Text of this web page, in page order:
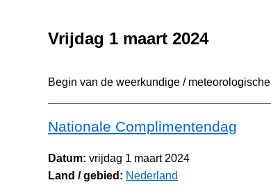
Vrijdag 1 maart 2024
Begin van de weerkundige / meteorologische
Nationale Complimentendag
Datum: vrijdag 1 maart 2024
Land / gebied: Nederland